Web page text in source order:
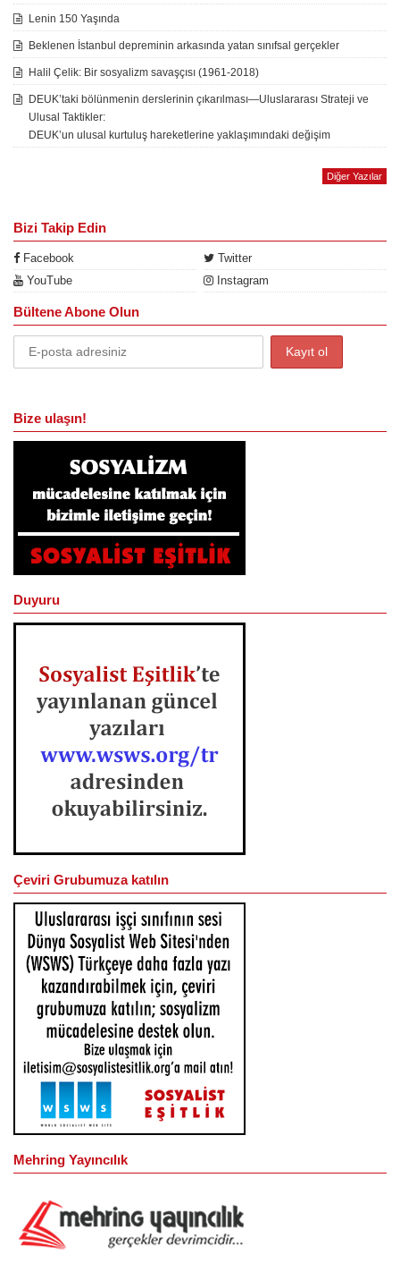
Lenin 150 Yaşında
Beklenen İstanbul depreminin arkasında yatan sınıfsal gerçekler
Halil Çelik: Bir sosyalizm savaşçısı (1961-2018)
DEUK’taki bölünmenin derslerinin çıkarılması—Uluslararası Strateji ve
Ulusal Taktikler:
DEUK’un ulusal kurtuluş hareketlerine yaklaşımındaki değişim
Diğer Yazılar
Bizi Takip Edin
Facebook
Twitter
YouTube
Instagram
Bültene Abone Olun
Bize ulaşın!
Duyuru
Çeviri Grubumuza katılın
Mehring Yayıncılık